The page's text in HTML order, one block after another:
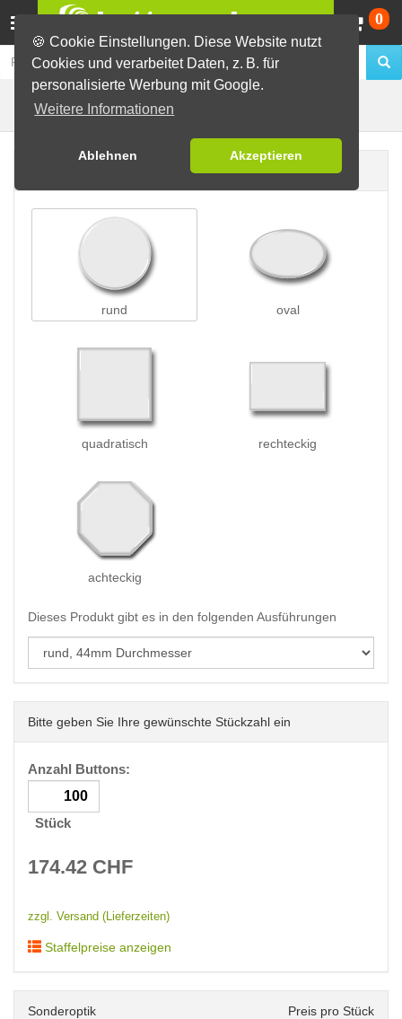
🍪 Cookie Einstellungen. Diese Website nutzt
Cookies und verarbeitet Daten, z. B. für
personalisierte Werbung mit Google.
Weitere Informationen
Ablehnen Akzeptieren
0
Buttons erstellen Butterfly-Buttons
rund oval
quadratisch rechteckig
achteckig
Dieses Produkt gibt es in den folgenden Ausführungen
Bitte geben Sie Ihre gewünschte Stückzahl ein
Anzahl Buttons:
Stück
174.42 CHF
zzgl. Versand (Lieferzeiten)
Staffelpreise anzeigen
Sonderoptik Preis pro Stück